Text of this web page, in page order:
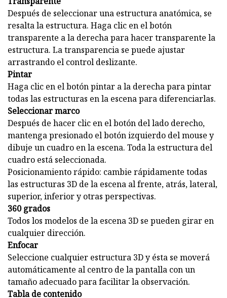
Después de seleccionar una estructura anatómica, se
resalta la estructura. Haga clic en el botón
transparente a la derecha para hacer transparente la
estructura. La transparencia se puede ajustar
arrastrando el control deslizante.
Pintar
Haga clic en el botón pintar a la derecha para pintar
todas las estructuras en la escena para diferenciarlas.
Seleccionar marco
Después de hacer clic en el botón del lado derecho,
mantenga presionado el botón izquierdo del mouse y
dibuje un cuadro en la escena. Toda la estructura del
cuadro está seleccionada.
Posicionamiento rápido: cambie rápidamente todas
las estructuras 3D de la escena al frente, atrás, lateral,
superior, inferior y otras perspectivas.
360 grados
Todos los modelos de la escena 3D se pueden girar en
cualquier dirección.
Enfocar
Seleccione cualquier estructura 3D y ésta se moverá
automáticamente al centro de la pantalla con un
tamaño adecuado para facilitar la observación.
Tabla de contenido